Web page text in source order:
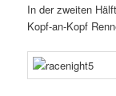
In der zweiten
Kopf-an-Kopf